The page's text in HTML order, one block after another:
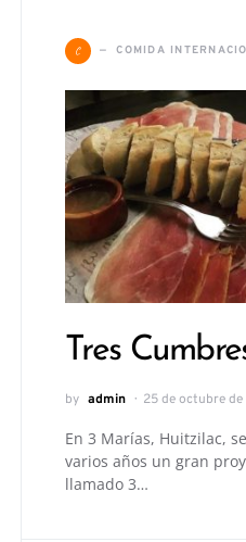
C COMIDA
Tres
by admin 25 de octubre
En 3 Marías, Huitzilac,
varios años un gran
llamado 3…